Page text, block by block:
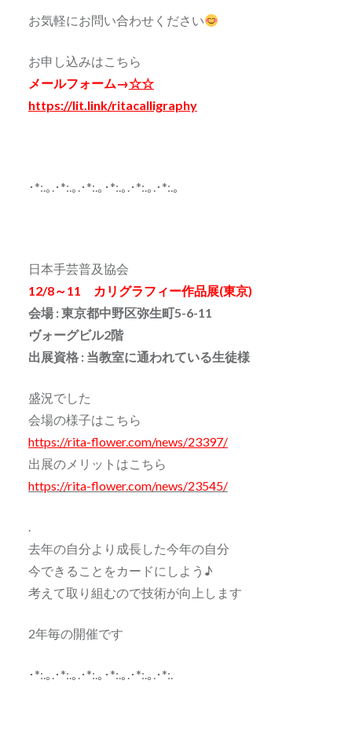
お気軽にお問い合わせください
お申し込みはこちら
メールフォーム→☆☆
https://lit.link/ritacalligraphy
･*:.｡.･*:.｡.･*:.｡･*:.｡.･*:.｡.･*:.｡
日本手芸普及協会
12/8～11 カリグラフィー作品展(東京)
会場 : 東京都中野区弥生町5-6-11
ヴォーグビル2階
出展資格 : 当教室に通われている生徒様
盛況でした
会場の様子はこちら
https://rita-flower.com/news/23397/
出展のメリットはこちら
https://rita-flower.com/news/23545/
.
去年の自分より成長した今年の自分
今できることをカードにしよう♪
考えて取り組むので技術が向上します
2年毎の開催です
･*:.｡.･*:.｡.･*:.｡･*:.｡.･*:.｡.･*:.